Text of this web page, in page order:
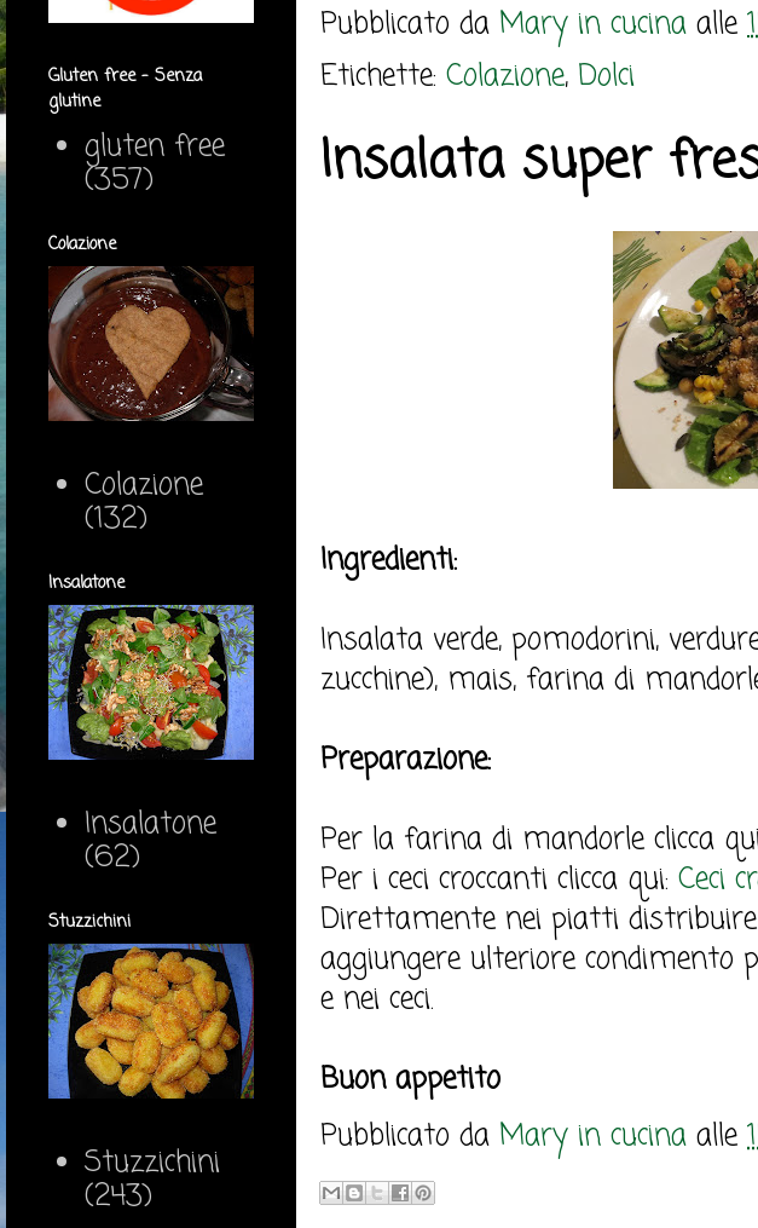
Pubblicato da Mary in cucina alle
Etichette: Colazione, Dolci
Insalata super
Ingredienti:
Insalata verde, pomodorini,
zucchine), mais, farina di
Preparazione:
Per la farina di mandorle clicca
Per i ceci croccanti clicca qui: Ceci
Direttamente nei piatti
aggiungere ulteriore condimento
e nei ceci.
Buon appetito
Pubblicato da Mary in cucina alle
Gluten free - Senza
glutine
gluten free
(357)
Colazione
Colazione
(132)
Insalatone
Insalatone
(62)
Stuzzichini
Stuzzichini
(243)